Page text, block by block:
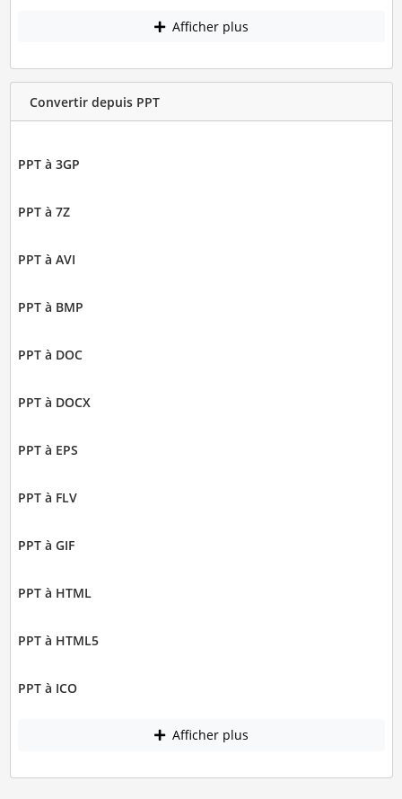
Afficher plus
Convertir depuis PPT
PPT à 3GP
PPT à 7Z
PPT à AVI
PPT à BMP
PPT à DOC
PPT à DOCX
PPT à EPS
PPT à FLV
PPT à GIF
PPT à HTML
PPT à HTML5
PPT à ICO
Afficher plus